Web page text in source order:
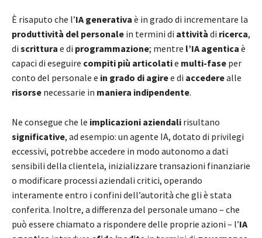
È risaputo che l’IA generativa è in grado di incrementare la
produttività del personale in termini di attività di ricerca,
di scrittura e di programmazione; mentre l’IA agentica è
capaci di eseguire compiti più articolatie multi-fase per
conto del personale e in grado di agiree di accederealle
risorse necessarie in maniera indipendente.
Ne consegue che le implicazioni aziendali risultano
significative, ad esempio: un agente IA, dotato di privilegi
eccessivi, potrebbe accedere in modo autonomo a dati
sensibili della clientela, inizializzare transazioni finanziarie
o modificare processi aziendali critici, operando
interamente entro i confini dell’autorità che gli è stata
conferita. Inoltre, a differenza del personale umano – che
può essere chiamato a rispondere delle proprie azioni – l’IA